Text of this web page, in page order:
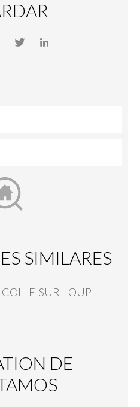
SIMILARES
COLLE-SUR-LOUP
DE